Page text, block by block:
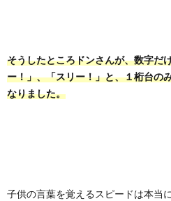
そうしたところドンさんが、数字だ
ー！」、「スリー！」と、１桁台の
なりました。
子供の言葉を覚えるスピードは本当